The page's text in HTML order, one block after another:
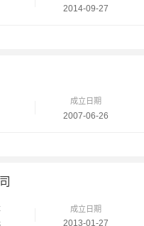
2014-09-27
成立日期
2007-06-26
成立日期
2013-01-27